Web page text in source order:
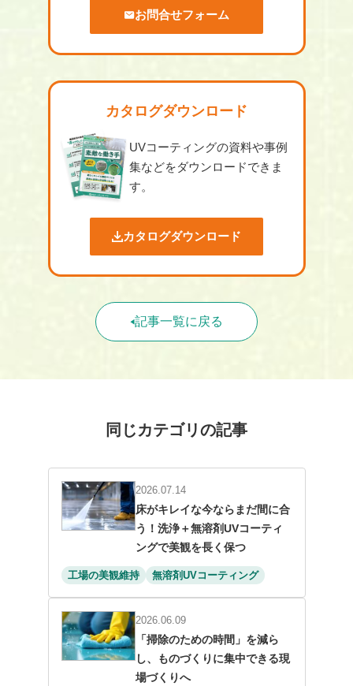
お問合せフォーム
カタログダウンロード
UVコーティングの資料や事例
集などをダウンロードできま
す。
カタログダウンロード
記事一覧に戻る
同じカテゴリの記事
2026.07.14
床がキレイな今ならまだ間に合
う！洗浄＋無溶剤UVコーティ
ングで美観を長く保つ
工場の美観維持 無溶剤UVコーティング
2026.06.09
「掃除のための時間」を減ら
し、ものづくりに集中できる現
場づくりへ